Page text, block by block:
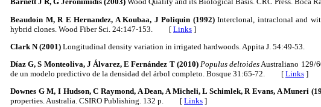
Beaudoin M, R E Hernandez, A Koubaa, J Poliquin (1992)Interclonal, intraclonal and
hybrid clones. Wood Fiber Sci. 24:147-153. [ Links ]
Clark N (2001) Longitudinal density variation in irrigated hardwoods. Appita J. 54:49-53.
Díaz G, S Monteoliva, J Álvarez, E Fernández T (2010) Populus deltoides Australiano 129/
de un modelo predictivo de la densidad del árbol completo. Bosque 31:65-72. [ Links ]
Downes G M, I Hudson, C Raymond, A Dean, A Micheli, L Schimlek, R Evans, A Muneri
properties. Australia. CSIRO Publishing. 132 p. [ Links ]